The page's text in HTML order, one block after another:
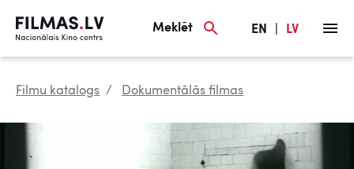
Meklēt EN LV
Filmu katalogs Dokumentālās filmas